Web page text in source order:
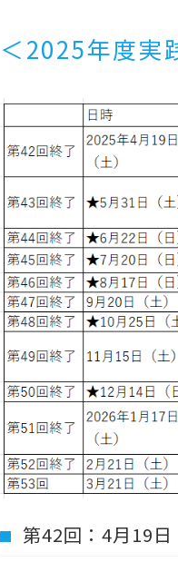
＜2025年度実
第42回： 4月 19日